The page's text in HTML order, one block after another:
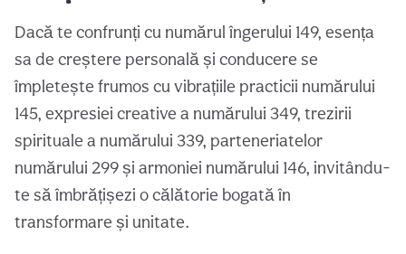
Dacă te confrunți cu numărul îngerului 149, esența
sa de creștere personală și conducere se
împletește frumos cu vibrațiile practicii numărului
145, expresiei creative a numărului 349, trezirii
spirituale a numărului 339, parteneriatelor
numărului 299 și armoniei numărului 146, invitându-
te să îmbrățișezi o călătorie bogată în
transformare și unitate.